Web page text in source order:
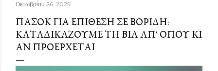
Οκτωβρίου 26, 2025
ΠΑΣΟΚ ΓΙΑ ΕΠΊΘΕΣΗ ΣΕ ΒΟΡΊΔΗ:
ΚΑΤΑΔΙΚΆΖΟΥΜΕ ΤΗ ΒΊΑ ΑΠ' ΌΠΟΥ ΚΙ
ΑΝ ΠΡΟΈΡΧΕΤΑΙ